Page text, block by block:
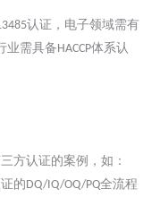
认证，电子领域需有
业需具备HACCP体系认
方认证的案例，如：
的DQ/IQ/OQ/PQ全流程